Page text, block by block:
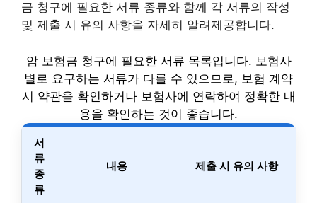
금 청구에 필요한 서류 종류와 함께 각 서류의 작성
및 제출 시 유의 사항을 자세히 알려제공합니다.
암 보험금 청구에 필요한 서류 목록입니다. 보험사
별로 요구하는 서류가 다를 수 있으므로, 보험 계약
시 약관을 확인하거나 보험사에 연락하여 정확한 내
용을 확인하는 것이 좋습니다.
서
류
종
류
내용 제출 시 유의 사항